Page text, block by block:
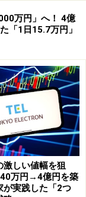
、
買していれば利
なのです。
して実践してい
」の略称で、
株価を一株当
万円」へ！ 4億
「1日15.7万円」
激しい値幅を狙
万円→4億円を築
が実践した「2つ